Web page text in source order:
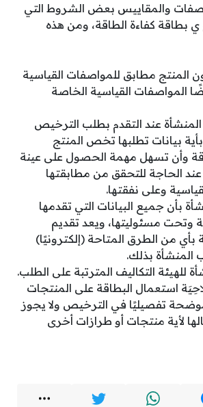
والمقاييس بعض الشروط التي
ي بطاقة كفاءة الطاقة، ومن هذه
المنتج مطابق للمواصفات القياسية
المواصفات القياسية الخاصة
عند التقدم بطلب الترخيص
بأية بيانات تطلبها تخص المنتج
وأن تسهل مهمة الحصول على عينة
عند الحاجة للتحقق من مطابقتها
وعلى نفقتها.
بأن جميع البيانات التي تقدمها
وتحت مسئوليتها، ويعد تقديم
بأي من الطرق المتاحة (إلكترونيًا)
المنشأة بذلك.
للهيئة التكاليف المترتبة على الطلب.
استعمال البطاقة على المنتجات
تفصيليًا في الترخيص ولا يجوز
لأية منتجات أو طرازات أخرى